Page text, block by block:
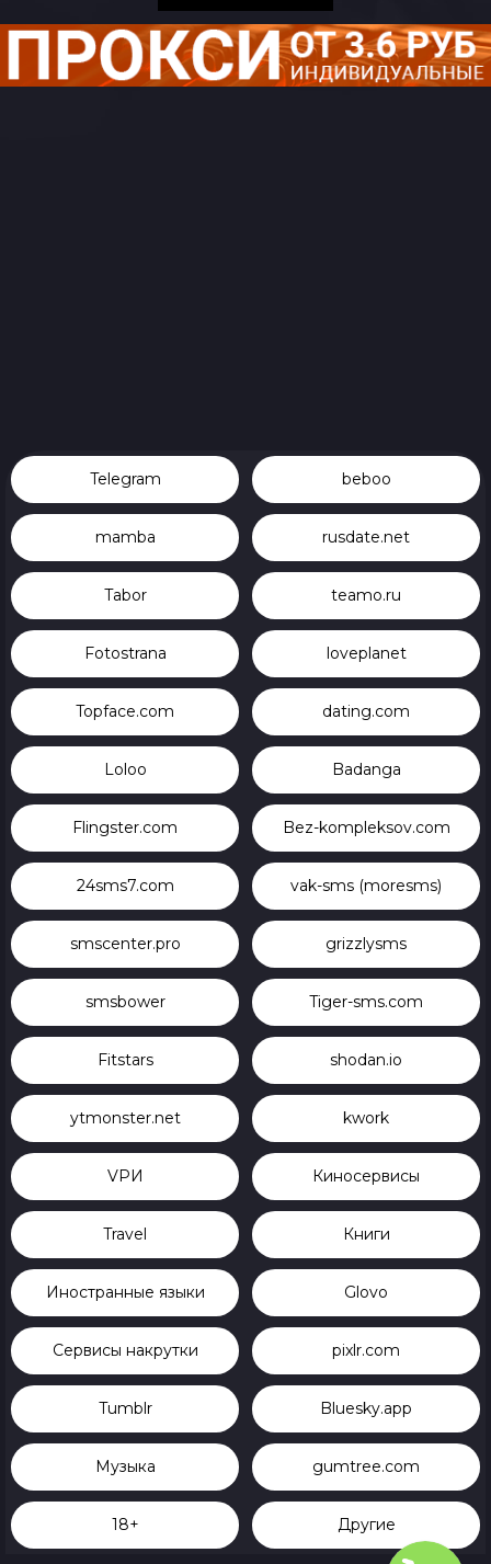
Telegram beboo
mamba rusdate.net
Tabor teamo.ru
Fotostrana loveplanet
Topface.com dating.com
Loloo Badanga
Flingster.com Bez-kompleksov.com
24sms7.com vak-sms (moresms)
smscenter.pro grizzlysms
smsbower Tiger-sms.com
Fitstars shodan.io
ytmonster.net kwork
VРИ Киносервисы
Travel Книги
Иностранные языки Glovo
Сервисы накрутки pixlr.com
Tumblr Bluesky.app
Музыка gumtree.com
18+ Другие